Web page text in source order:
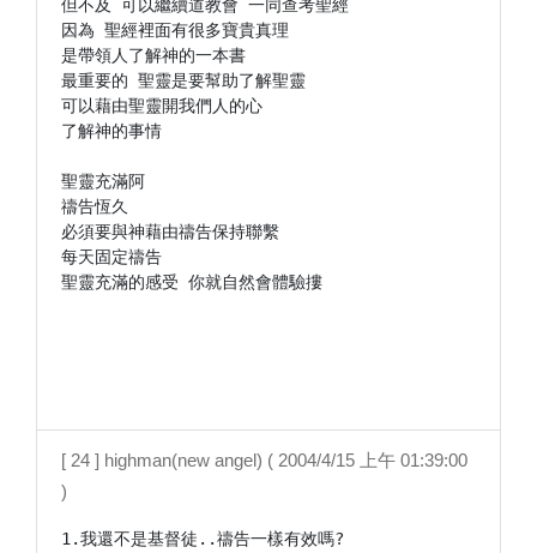
但不及 可以繼續道教會 一同查考聖經
因為 聖經裡面有很多寶貴真理
是帶領人了解神的一本書
最重要的 聖靈是要幫助了解聖靈
可以藉由聖靈開我們人的心
了解神的事情
聖靈充滿阿
禱告恆久
必須要與神藉由禱告保持聯繫
每天固定禱告
聖靈充滿的感受 你就自然會體驗摟
[ 24 ] highman(new angel) ( 2004/4/15 上午 01:39:00
)
1.我還不是基督徒..禱告一樣有效嗎?